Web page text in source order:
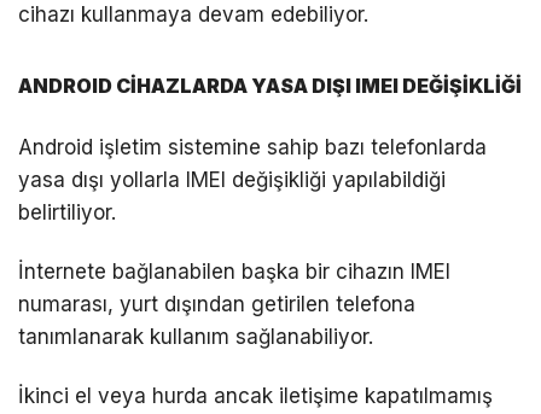
cihazı kullanmaya devam edebiliyor.
ANDROID CİHAZLARDA YASA DIŞI IMEI DEĞİŞİKLİĞİ
Android işletim sistemine sahip bazı telefonlarda
yasa dışı yollarla IMEI değişikliği yapılabildiği
belirtiliyor.
İnternete bağlanabilen başka bir cihazın IMEI
numarası, yurt dışından getirilen telefona
tanımlanarak kullanım sağlanabiliyor.
İkinci el veya hurda ancak iletişime kapatılmamış